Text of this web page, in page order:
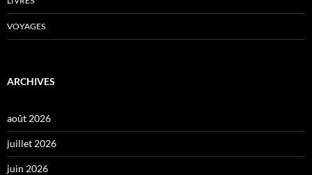
VOYAGES
ARCHIVES
août 2026
juillet 2026
juin 2026